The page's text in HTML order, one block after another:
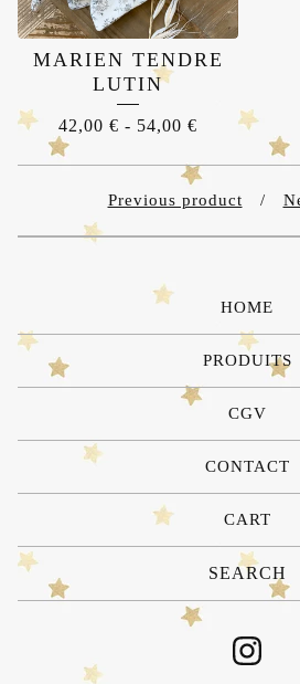
MARIEN TENDRE
LUTIN
42,00 € - 54,00 €
Previous product
HOME
PRODUITS
CGV
CONTACT
CART
Search
products